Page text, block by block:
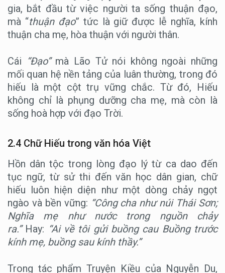
gia, bắt đầu từ việc người ta sống thuận đạo,
mà “thuận đạo” tức là giữ được lễ nghĩa, kính
thuận cha mẹ, hòa thuận với người thân.
Cái “Đạo”mà Lão Tử nói không ngoài những
mối quan hệ nền tảng của luân thường, trong đó
hiếu là một cột trụ vững chắc. Từ đó, Hiếu
không chỉ là phụng dưỡng cha mẹ, mà còn là
sống hoà hợp với đạo Trời.
2.4 Chữ Hiếu trong văn hóa Việt
Hồn dân tộc trong lòng đạo lý từ ca dao đến
tục ngữ, từ sử thi đến văn học dân gian, chữ
hiếu luôn hiện diện như một dòng chảy ngọt
ngào và bền vững: “Công cha như núi Thái Sơn;
Nghĩa mẹ như nước trong nguồn chảy
ra.” Hay: “Ai về tôi gửi buồng cau Buồng trước
kính mẹ, buồng sau kính thầy.”
Trong tác phẩm Truyện Kiều của Nguyễn Du,